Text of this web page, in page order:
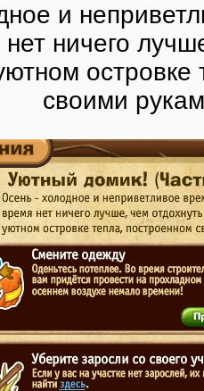
и
ничего
островке
своими